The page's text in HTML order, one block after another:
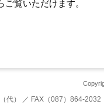
ご覧いただけます。
） ／ FAX（087）864-2032